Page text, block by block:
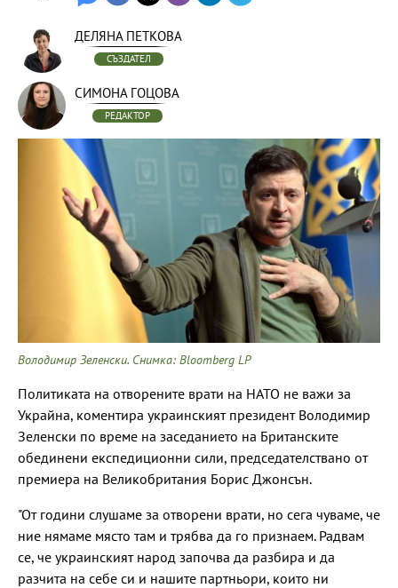
ДЕЛЯНА ПЕТКОВА
СЪЗДАТЕЛ
СИМОНА ГОЦОВА
РЕДАКТОР
Володимир Зеленски. Снимка: Bloomberg LP
Политиката на отворените врати на НАТО не важи за
Украйна, коментира украинският президент Володимир
Зеленски по време на заседанието на Британските
обединени експедиционни сили, председателствано от
премиера на Великобритания Борис Джонсън.
"От години слушаме за отворени врати, но сега чуваме, че
ние нямаме място там и трябва да го признаем. Радвам
се, че украинският народ започва да разбира и да
разчита на себе си и нашите партньори, които ни